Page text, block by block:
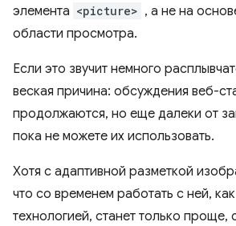
элемента <picture> , а не на
области просмотра.
Если это звучит немного
веская причина: обсуждения веб-
продолжаются, но еще далеки от
пока не можете их использовать.
Хотя с адаптивной разметкой
что со временем работать с ней,
технологией, станет только проще,